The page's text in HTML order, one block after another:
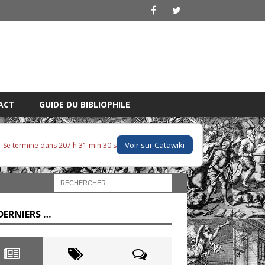
GUIDE DU BIBLIOPHILE
Se termine dans 207 h 31 min 29 s Voir sur Catawiki
…